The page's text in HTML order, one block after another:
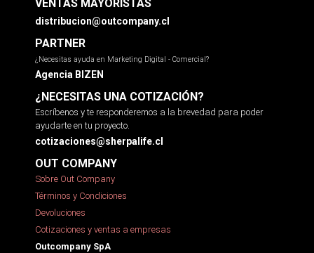
VENTAS MAYORISTAS
distribucion@outcompany.cl
PARTNER
¿Necesitas ayuda en Marketing Digital - Comercial?
Agencia BIZEN
¿NECESITAS UNA COTIZACIÓN?
Escríbenos y te responderemos a la brevedad para poder
ayudarte en tu proyecto.
cotizaciones@sherpalife.cl
OUT COMPANY
Sobre Out Company
Términos y Condiciones
Devoluciones
Cotizaciones y ventas a empresas
Outcompany SpA